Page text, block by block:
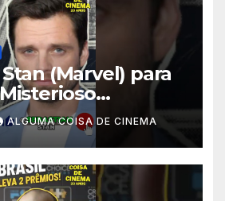
(Marvel) para
#shorts
ALGUMA COISA DE CINEMA